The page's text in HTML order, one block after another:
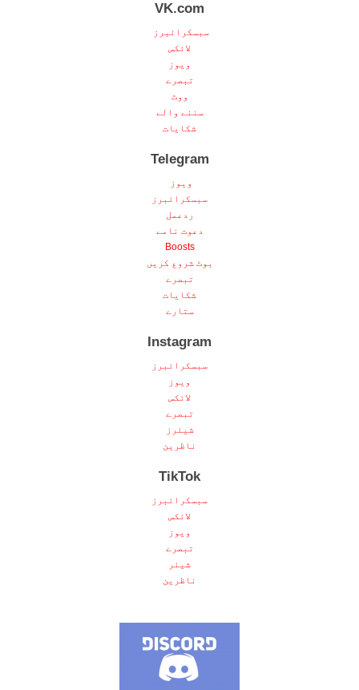
VK.com
سبسکرائبرز
لائکس
ویوز
تبصرے
ووٹ
سننے والے
شکایات
Telegram
ویوز
سبسکرائبرز
ردعمل
دعوت نامے
Boosts
بوٹ شروع کریں
تبصرے
شکایات
ستارے
Instagram
سبسکرائبرز
ویوز
لائکس
تبصرے
شیئرز
ناظرین
TikTok
سبسکرائبرز
لائکس
ویوز
تبصرے
شیئر
ناظرین